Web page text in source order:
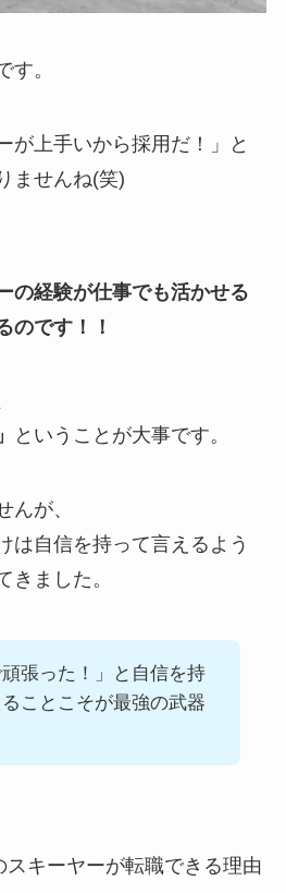
す。
が上手いから採用だ！」と
ませんね(笑)
の経験が仕事でも活かせる
のです！！
ということが大事です。
んが、
は自信を持って言えるよう
きました。
頑張った！」と自信を持
ことこそが最強の武器
スキーヤーが転職できる理由